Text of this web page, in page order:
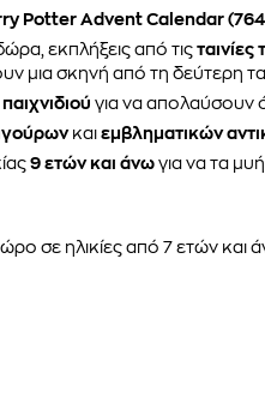
Potter Advent Calendar
εκπλήξεις από τις ταινίες
μια σκηνή από τη δεύτερη
για να απολαύσουν
και εμβληματικών
9 ετών και άνω για να τα
σε ηλικίες από 7 ετών